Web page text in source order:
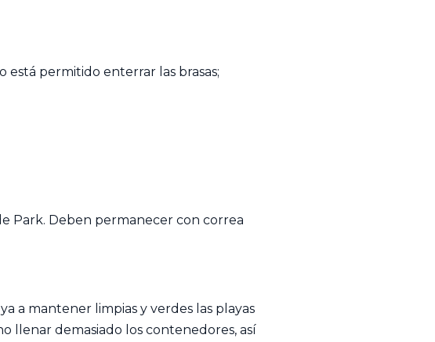
está permitido enterrar las brasas;
Park. Deben permanecer con correa
a mantener limpias y verdes las playas
llenar demasiado los contenedores, así